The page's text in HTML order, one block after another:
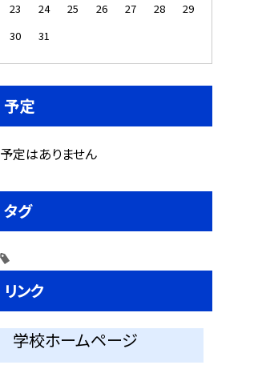
23
24 25 26 27 28
29
30
31
予定
予定はありません
タグ
リンク
学校ホームページ